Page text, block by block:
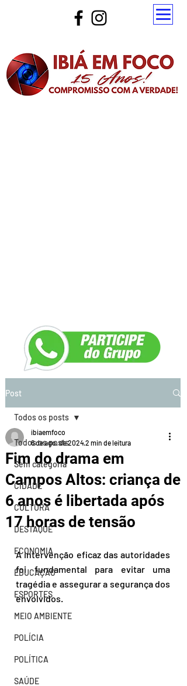
Post
Todos os posts
Sem categoria
CIDADE
CULTURA
DESTAQUE
ECONOMIA
EDUCAÇÃO
ESPORTES
MEIO AMBIENTE
POLÍCIA
POLÍTICA
SAÚDE
Todos os posts
Fim do drama em
Campos Altos: criança de
6 anos é libertada após
17 horas de tensão
ibiaemfoco
6 de ago. de 20242 min de leitura
A intervenção eficaz das autoridades
foi fundamental para evitar uma
tragédia e assegurar a segurança dos
envolvidos.